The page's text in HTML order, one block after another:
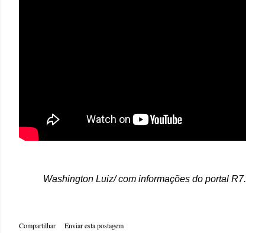
Washington Luiz/ com informações do portal R7.
Compartilhar
Enviar esta postagem